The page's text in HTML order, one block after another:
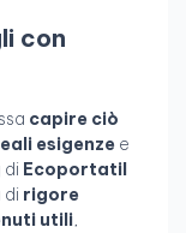
con
capire ciò
esigenze e
di Ecoportatil
di rigore
utili,